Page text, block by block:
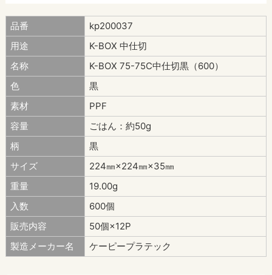
品番
kp200037
用途
K-BOX 中仕切
名称
K-BOX 75-75C中仕切黒（600）
色
黒
素材
PPF
容量
ごはん：約50g
柄
黒
サイズ
224㎜×224㎜×35㎜
重量
19.00g
入数
600個
販売内容
50個×12P
製造メーカー名
ケーピープラテック